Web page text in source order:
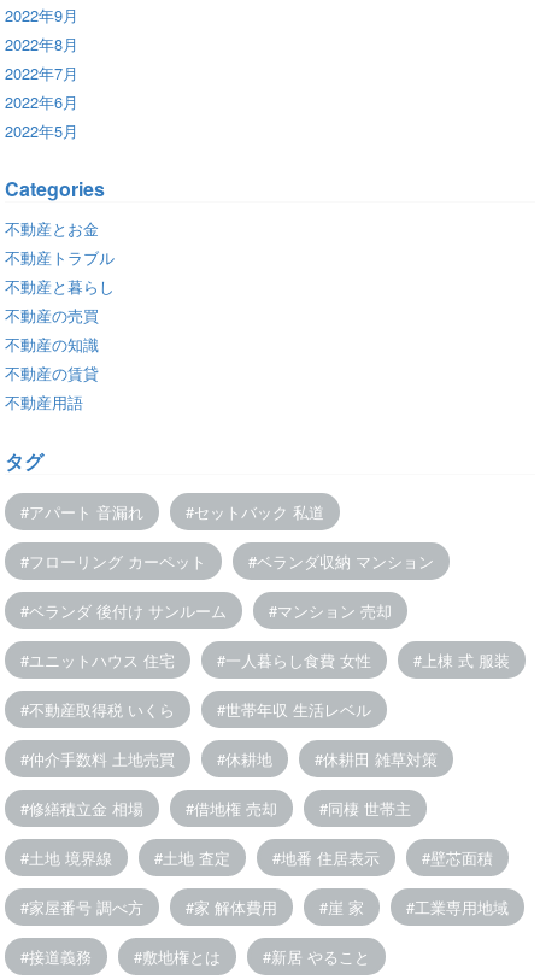
2022年9月
2022年8月
2022年7月
2022年6月
2022年5月
Categories
不動産とお金
不動産トラブル
不動産と暮らし
不動産の売買
不動産の知識
不動産の賃貸
不動産用語
タグ
アパート 音漏れ セットバック 私道
フローリング カーペット ベランダ収納 マンション
ベランダ 後付け サンルーム マンション 売却
ユニットハウス 住宅 一人暮らし食費 女性 上棟 式 服装
不動産取得税 いくら 世帯年収 生活レベル
仲介手数料 土地売買 休耕地 休耕田 雑草対策
修繕積立金 相場 借地権 売却 同棲 世帯主
土地 境界線 土地 査定 地番 住居表示 壁芯面積
家屋番号 調べ方 家 解体費用 崖 家 工業専用地域
接道義務 敷地権とは 新居 やること